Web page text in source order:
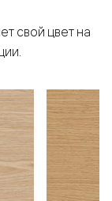
свой цвет на